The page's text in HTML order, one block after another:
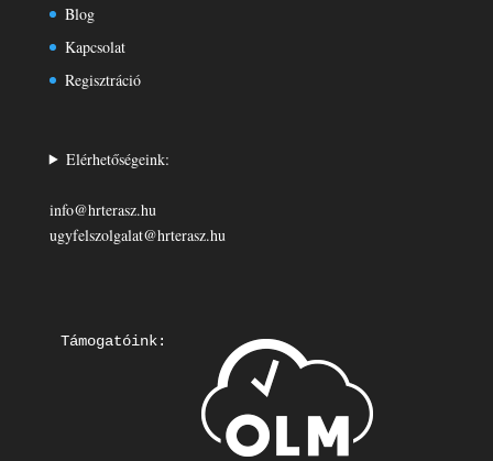
Blog
Kapcsolat
Regisztráció
Elérhetőségeink:
info@hrterasz.hu
ugyfelszolgalat@hrterasz.hu
Támogatóink: